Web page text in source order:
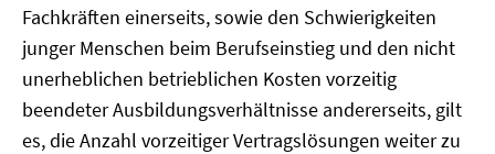
Fachkräften einerseits, sowie den Schwierigkeiten
junger Menschen beim Berufseinstieg und den nicht
unerheblichen betrieblichen Kosten vorzeitig
beendeter Ausbildungsverhältnisse andererseits, gilt
es, die Anzahl vorzeitiger Vertragslösungen weiter zu